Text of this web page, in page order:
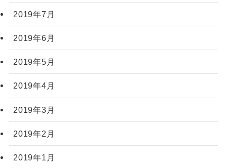
2019年7月
2019年6月
2019年5月
2019年4月
2019年3月
2019年2月
2019年1月